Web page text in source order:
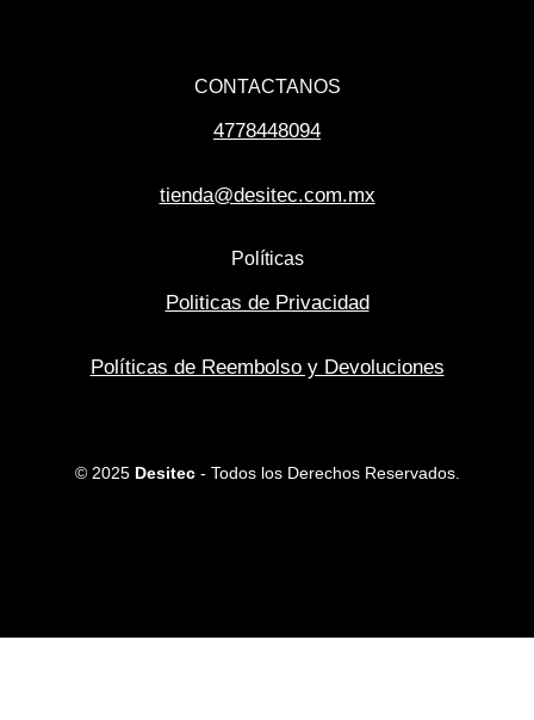
CONTACTANOS
4778448094
tienda@desitec.com.mx
Políticas
Politicas de Privacidad
Políticas de Reembolso y Devoluciones
© 2025 Desitec- Todos los Derechos Reservados.